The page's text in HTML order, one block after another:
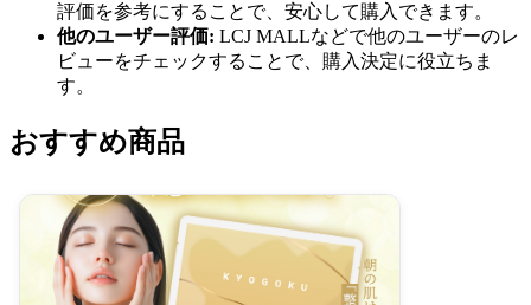
評価を参考にすることで、安心して購入できます。
他のユーザー評価: LCJ MALLなどで他のユーザーのレ
ビューをチェックすることで、購入決定に役立ちま
す。
おすすめ商品